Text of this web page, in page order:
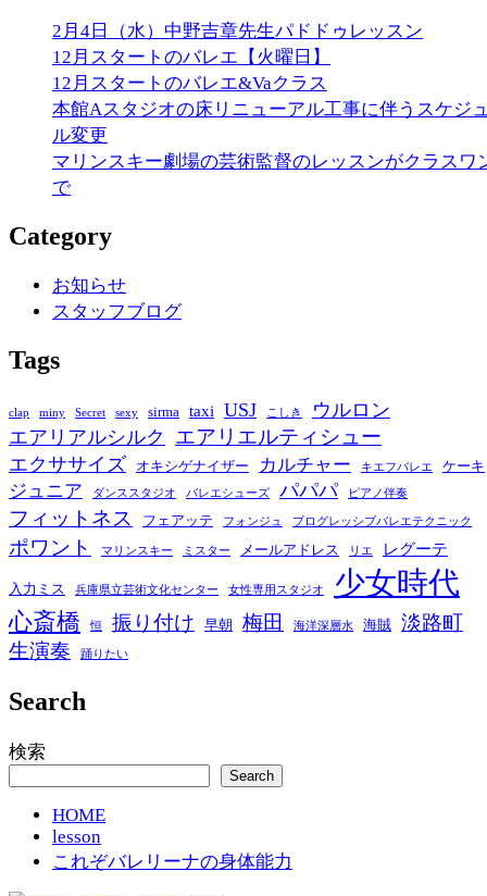
2月4日（水）中野吉章先生パドドゥレッスン
12月スタートのバレエ【火曜日】
12月スタートのバレエ&Vaクラス
本館Aスタジオの床リニューアル工事に伴うスケジ
ル変更
マリンスキー劇場の芸術監督のレッスンがクラスワ
で
Category
お知らせ
スタッフブログ
Tags
clap miny Secret sexy sirma taxi USJ こしき
ウルロン
エアリアルシルク
エアリエルティシュー
エクササイズ オキシゲナイザー カルチャー キエフバレエ ケーキ
ジュニア ダンススタジオ バレエシューズ パパパ ピアノ伴奏
フィットネス フェアッテ フォンジュ プログレッシブバレエテクニック
ポワント マリンスキー ミスター メールアドレス リエ レグーテ
入力ミス 兵庫県立芸術文化センター 女性専用スタジオ 少女時代
心斎橋 恒 振り付け 早朝 梅田 海洋深層水 海賊 淡路町
生演奏
踊りたい
Search
検索
Search
HOME
lesson
これぞバレリーナの身体能力